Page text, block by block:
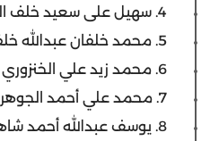
4. سهيل على سعيد خلف النقبي.
5. محمد خلفان عبدالله خلفان النقبي.
6. محمد زيد علي الخنزوري الشحي.
7. محمد علي أحمد الجوهري الحمادي.
8. يوسف عبدالله أحمد شاهين الرئيسي.